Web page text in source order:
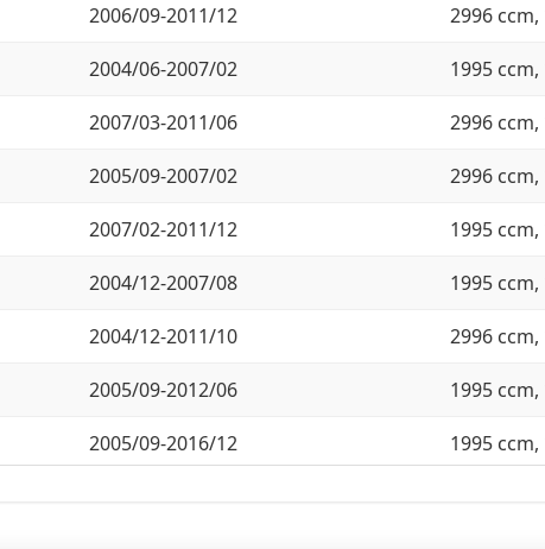
2006/09-2011/12 2996 ccm,
2004/06-2007/02 1995 ccm,
2007/03-2011/06 2996 ccm,
2005/09-2007/02 2996 ccm,
2007/02-2011/12 1995 ccm,
2004/12-2007/08 1995 ccm,
2004/12-2011/10 2996 ccm,
2005/09-2012/06 1995 ccm,
2005/09-2016/12 1995 ccm,